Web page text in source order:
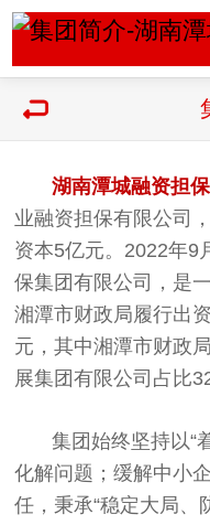
湖南潭城融资担
业融资担保有限公司
资本5亿元。2022年9
保集团有限公司，是
湘潭市财政局履行出
元，其中湘潭市财政
展集团有限公司占比
集团始终坚持以“
化解问题；缓解中小
任，秉承“稳定大局、